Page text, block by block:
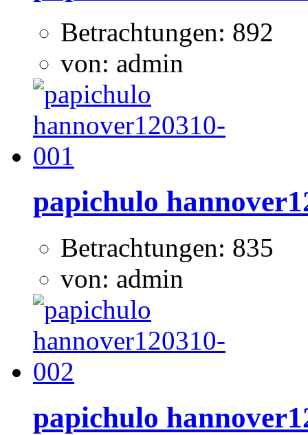
Betrachtungen: 892
von: admin
papichulo
Betrachtungen: 835
von: admin
papichulo